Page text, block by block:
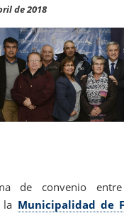
de 2018
de convenio
la Municipalidad de